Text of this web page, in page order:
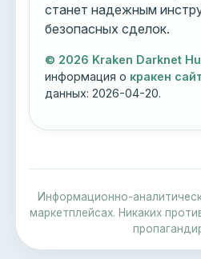
станет надежным
безопасных сделок.
© 2026 Kraken Darknet
информация о кракен
данных:2026-04-20.
Информационно-
маркетплейсах. Никаких